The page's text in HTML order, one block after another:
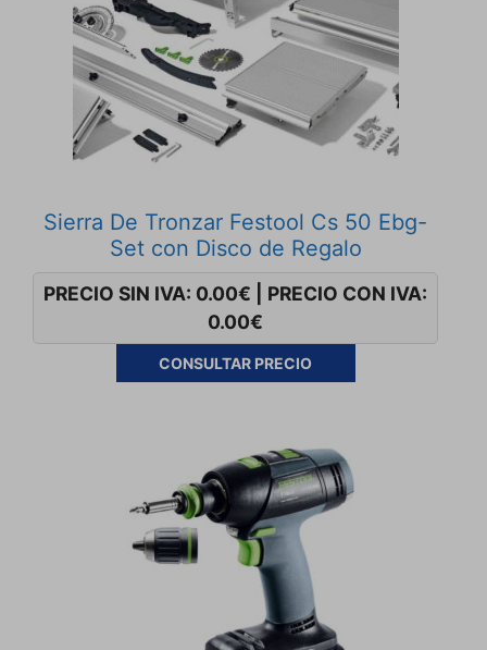
Sierra De Tronzar Festool Cs 50 Ebg-
Set con Disco de Regalo
PRECIO SIN IVA: 0.00€
PRECIO CON IVA:
0.00€
CONSULTAR PRECIO